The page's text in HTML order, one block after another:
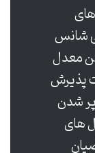
شانس
معدل
پذیرش
شدن
های